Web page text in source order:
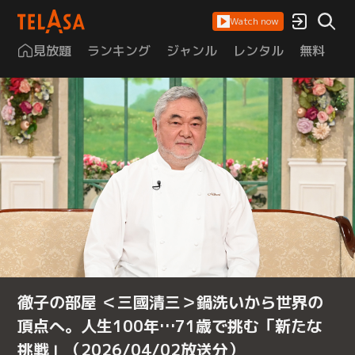
Watch now
見放題 ランキング ジャンル レンタル 無料
徹子の部屋 ＜三國清三＞鍋洗いから世界の
頂点へ。人生100年…71歳で挑む「新たな
挑戦」（2026/04/02放送分）